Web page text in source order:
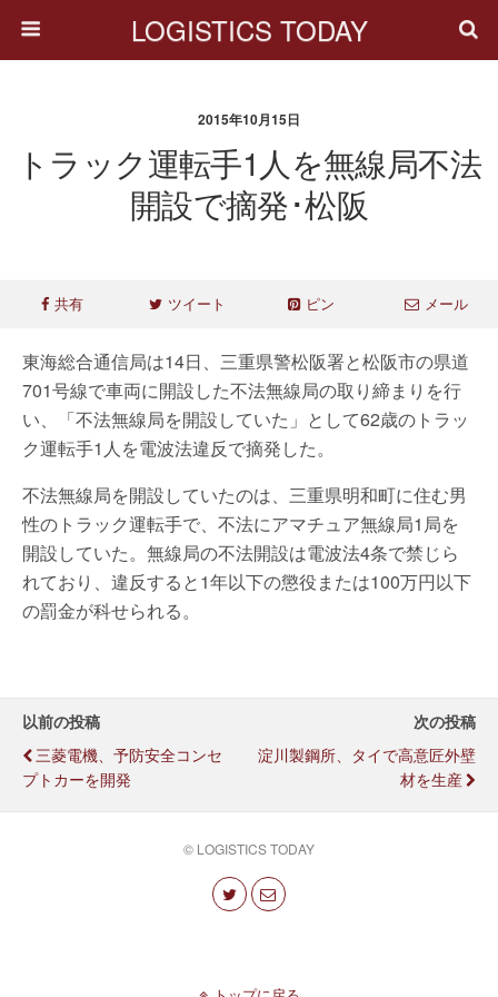
LOGISTICS TODAY
2015年10月15日
トラック運転手1人を無線局不法
開設で摘発･松阪
共有 ツイート ピン メール
東海総合通信局は14日、三重県警松阪署と松阪市の県道
701号線で車両に開設した不法無線局の取り締まりを行
い、「不法無線局を開設していた」として62歳のトラッ
ク運転手1人を電波法違反で摘発した。
不法無線局を開設していたのは、三重県明和町に住む男
性のトラック運転手で、不法にアマチュア無線局1局を
開設していた。無線局の不法開設は電波法4条で禁じら
れており、違反すると1年以下の懲役または100万円以下
の罰金が科せられる。
以前の投稿
三菱電機、予防安全コンセ
プトカーを開発
次の投稿
淀川製鋼所、タイで高意匠外壁
材を生産
© LOGISTICS TODAY